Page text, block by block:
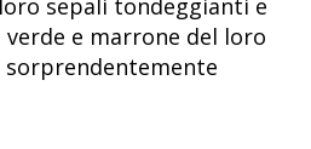
e marrone del loro